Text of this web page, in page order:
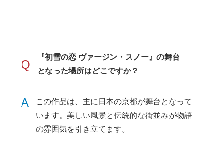
Q
『初雪の恋 ヴァージン・スノー』の舞台
となった場所はどこですか？
A
この作品は、主に日本の京都が舞台となって
います。美しい風景と伝統的な街並みが物語
の雰囲気を引き立てます。